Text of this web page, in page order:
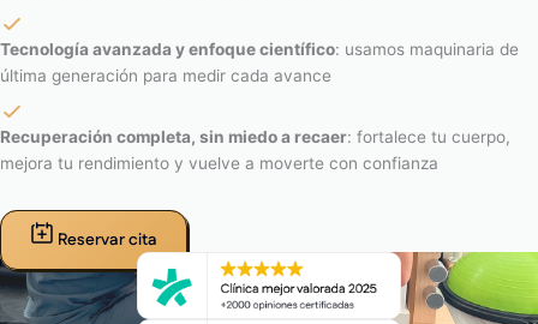
Tecnología avanzada y enfoque científico: usamos maquinaria de
última generación para medir cada avance
Recuperación completa, sin miedo a recaer: fortalece tu cuerpo,
mejora tu rendimiento y vuelve a moverte con confianza
Reservar cita